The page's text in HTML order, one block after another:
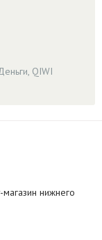
QIWI
нижнего